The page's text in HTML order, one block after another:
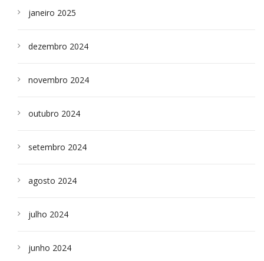
janeiro 2025
dezembro 2024
novembro 2024
outubro 2024
setembro 2024
agosto 2024
julho 2024
junho 2024